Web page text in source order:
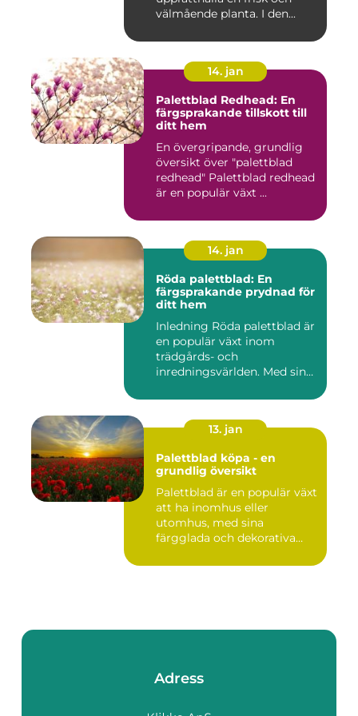
välmående planta. I den...
14. jan
Palettblad Redhead: En
färgsprakande tillskott till
ditt hem
En övergripande, grundlig
översikt över "palettblad
redhead" Palettblad redhead
är en populär växt ...
14. jan
Röda palettblad: En
färgsprakande prydnad för
ditt hem
Inledning Röda palettblad är
en populär växt inom
trädgårds- och
inredningsvärlden. Med sina
13. jan
Palettblad köpa - en
grundlig översikt
Palettblad är en populär växt
att ha inomhus eller
utomhus, med sina
färgglada och dekorativa
Adress